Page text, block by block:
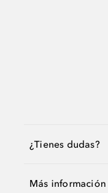
¿Tienes dudas?
Más información